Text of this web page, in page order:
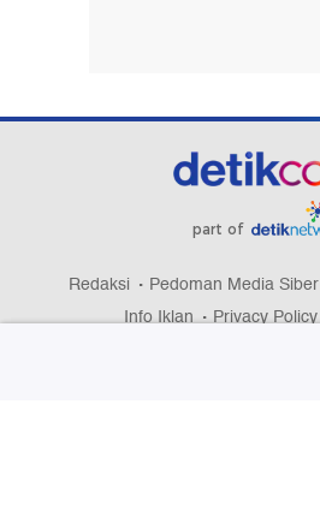
part of
Redaksi Pedoman Media Siber
Info Iklan
Privacy Policy